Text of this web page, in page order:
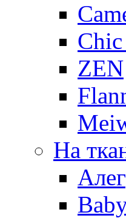
ZEN
На